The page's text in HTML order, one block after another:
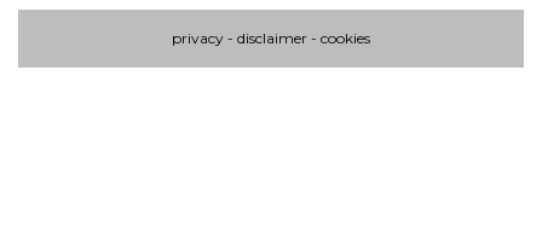
privacy - disclaimer - cookies